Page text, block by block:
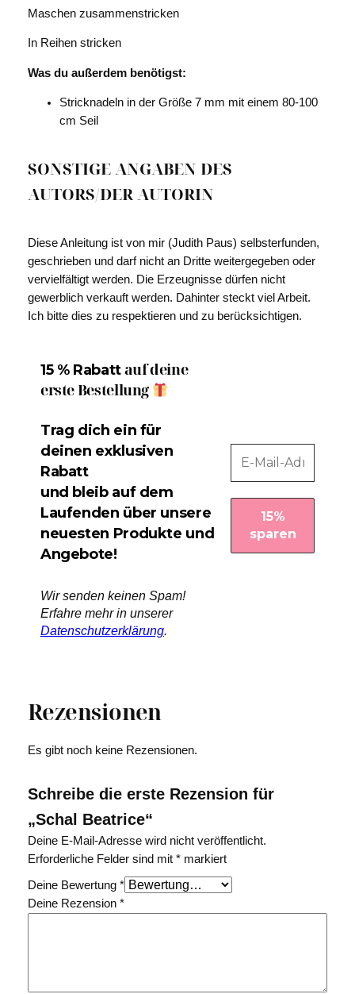
Maschen zusammenstricken
In Reihen stricken
Was du außerdem benötigst:
Stricknadeln in der Größe 7 mm mit einem 80-100
cm Seil
SONSTIGE ANGABEN DES
AUTORS/DER AUTORIN
Diese Anleitung ist von mir (Judith Paus) selbsterfunden,
geschrieben und darf nicht an Dritte weitergegeben oder
vervielfältigt werden. Die Erzeugnisse dürfen nicht
gewerblich verkauft werden. Dahinter steckt viel Arbeit.
Ich bitte dies zu respektieren und zu berücksichtigen.
15 % Rabattauf deine
erste Bestellung
Trag dich ein für
deinen exklusiven
Rabatt
und bleib auf dem
Laufenden über unsere
neuesten Produkte und
Angebote!
Wir senden keinen Spam!
Erfahre mehr in unserer
Datenschutzerklärung.
Rezensionen
Es gibt noch keine Rezensionen.
Schreibe die erste Rezension für
„Schal Beatrice“
Deine E-Mail-Adresse wird nicht veröffentlicht.
Erforderliche Felder sind mit *markiert
Deine Bewertung *
Deine Rezension *